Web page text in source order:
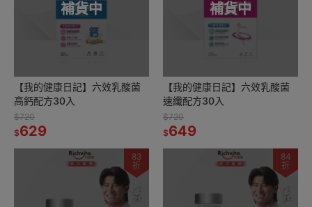
補貨中
【我的健康日記】六效乳酸菌
高鈣配方30入
$720
$629
補貨中
【我的健康日記】六效乳酸菌
速纖配方30入
$720
$649
83
折
84
折